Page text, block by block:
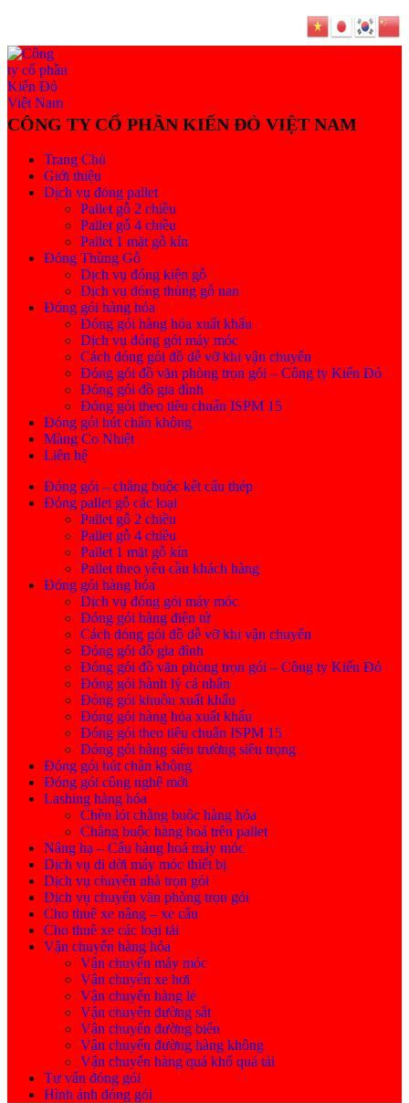
Trang Chủ
Giới thiệu
Dịch vụ đóng pallet
Pallet gỗ 2 chiều
Pallet gỗ 4 chiều
Pallet 1 mặt gỗ kín
Đóng Thùng Gỗ
Dịch vụ đóng kiện gỗ
Dịch vụ đóng thùng gỗ nan
Đóng gói hàng hóa
Đóng gói hàng hóa xuất khẩu
Dịch vụ đóng gói máy móc
Cách đóng gói đồ dễ vỡ khi vận chuyển
Đóng gói đồ văn phòng trọn gói – Công ty Kiến Đỏ
Đóng gói đồ gia đình
Đóng gói theo tiêu chuẩn ISPM 15
Đóng gói hút chân không
Màng Co Nhiệt
Liên hệ
Đóng gói – chằng buộc kết cấu thép
Đóng pallet gỗ các loại
Pallet gỗ 2 chiều
Pallet gỗ 4 chiều
Pallet 1 mặt gỗ kín
Pallet theo yêu cầu khách hàng
Đóng gói hàng hóa
Dịch vụ đóng gói máy móc
Đóng gói hàng điện tử
Cách đóng gói đồ dễ vỡ khi vận chuyển
Đóng gói đồ gia đình
Đóng gói đồ văn phòng trọn gói – Công ty Kiến Đỏ
Đóng gói hành lý cá nhân
Đóng gói khuôn xuất khẩu
Đóng gói hàng hóa xuất khẩu
Đóng gói theo tiêu chuẩn ISPM 15
Đóng gói hàng siêu trường siêu trọng
Đóng gói hút chân không
Đóng gói công nghệ mới
Lashing hàng hóa
Chèn lót chằng buộc hàng hóa
Chằng buộc hàng hoá trên pallet
Nâng hạ – Cẩu hàng hoá máy móc
Dịch vụ di dời máy móc thiết bị
Dịch vụ chuyển nhà trọn gói
Dịch vụ chuyển văn phòng trọn gói
Cho thuê xe nâng – xe cẩu
Cho thuê xe các loại tải
Vận chuyển hàng hóa
Vận chuyển máy móc
Vận chuyển xe hơi
Vận chuyển hàng lẻ
Vận chuyển đường sắt
Vận chuyển đường biển
Vận chuyển đường hàng không
Vận chuyển hàng quá khổ quá tải
Tư vấn đóng gói
Hình ảnh đóng gói